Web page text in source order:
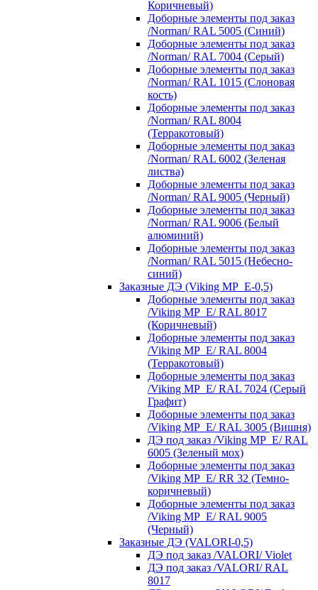
Коричневый)
Доборные элементы под заказ
/Norman/ RAL 5005 (Синий)
Доборные элементы под заказ
/Norman/ RAL 7004 (Серый)
Доборные элементы под заказ
/Norman/ RAL 1015 (Слоновая
кость)
Доборные элементы под заказ
/Norman/ RAL 8004
(Терракотовый)
Доборные элементы под заказ
/Norman/ RAL 6002 (Зеленая
листва)
Доборные элементы под заказ
/Norman/ RAL 9005 (Черный)
Доборные элементы под заказ
/Norman/ RAL 9006 (Белый
алюминий)
Доборные элементы под заказ
/Norman/ RAL 5015 (Небесно-
синий)
Заказные ДЭ (Viking MP_E-0,5)
Доборные элементы под заказ
/Viking MP_E/ RAL 8017
(Коричневый)
Доборные элементы под заказ
/Viking MP_E/ RAL 8004
(Терракотовый)
Доборные элементы под заказ
/Viking MP_E/ RAL 7024 (Серый
Графит)
Доборные элементы под заказ
/Viking MP_E/ RAL 3005 (Вишня)
ДЭ под заказ /Viking MP_E/ RAL
6005 (Зеленый мох)
Доборные элементы под заказ
/Viking MP_E/ RR 32 (Темно-
коричневый)
Доборные элементы под заказ
/Viking MP_E/ RAL 9005
(Черный)
Заказные ДЭ (VALORI-0,5)
ДЭ под заказ /VALORI/ Violet
ДЭ под заказ /VALORI/ RAL
8017